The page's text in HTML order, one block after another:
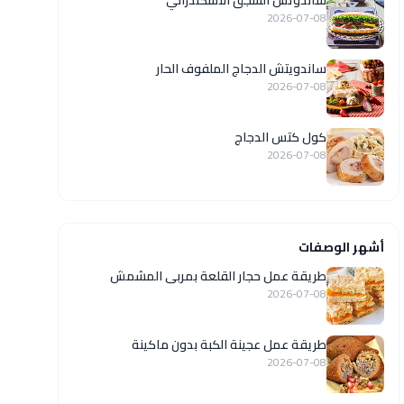
2026-07-08
ساندويتش الدجاج الملفوف الحار
2026-07-08
كول كتس الدجاج
2026-07-08
أشهر الوصفات
طريقة عمل حجار القلعة بمربى المشمش
2026-07-08
طريقة عمل عجينة الكبة بدون ماكينة
2026-07-08